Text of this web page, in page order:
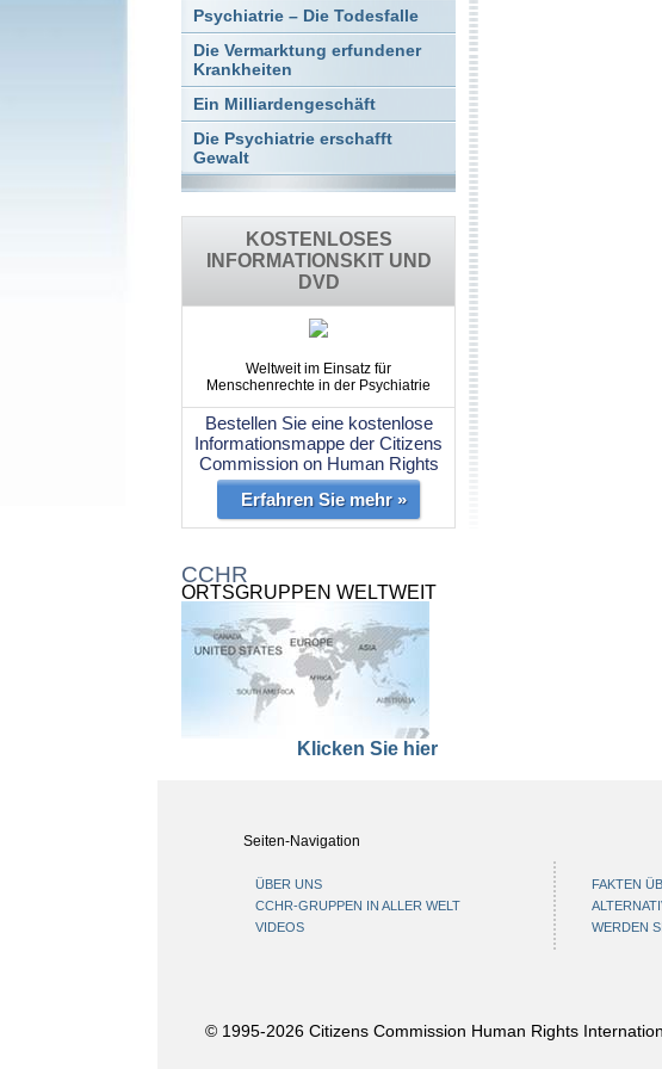
Psychiatrie – Die Todesfalle
Die Vermarktung erfundener
Krankheiten
Ein Milliardengeschäft
Die Psychiatrie erschafft
Gewalt
KOSTENLOSES
INFORMATIONSKIT UND
DVD
Weltweit im Einsatz für
Menschenrechte in der Psychiatrie
Bestellen Sie eine kostenlose
Informationsmappe der Citizens
Commission on Human Rights
Erfahren Sie mehr »
CCHR
ORTSGRUPPEN WELTWEIT
Klicken Sie hier
Seiten-Navigation
ÜBER UNS
CCHR-GRUPPEN IN ALLER WELT
VIDEOS
FAKTEN
WERDEN
© 1995-2026 Citizens Commission Human Rights